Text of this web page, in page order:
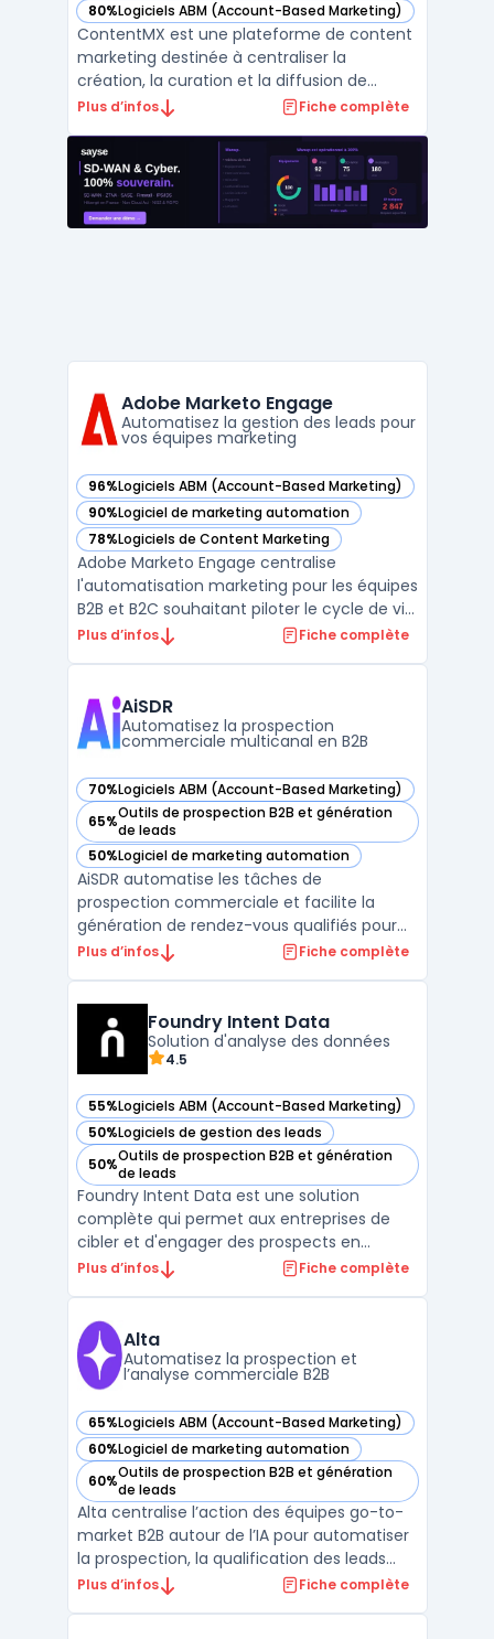
80%Logiciels ABM (Account-Based Marketing)
— voir ContentMX dans cette catégorie
ContentMX est une plateforme de content
marketing destinée à centraliser la
création, la curation et la diffusion de
contenus dans un contexte de réseaux de
disposant de distributeurs ou de
consultants rencontrent la question de
maintenir une communication ré ...
Plus d’infos Fiche complète
Adobe Marketo Engage
Automatisez la gestion des leads pour
vos équipes marketing
96%Logiciels ABM (Account-Based Marketing)
— voir Adobe Marketo Engage dans cette catégorie
90%Logiciel de marketing automation
— voir Adobe Marketo Engage dans cette catégorie
78%Logiciels de Content Marketing
— voir Adobe Marketo Engage dans cette catégorie
Adobe Marketo Engage centralise
l'automatisation marketing pour les équipes
B2B et B2C souhaitant piloter le cycle de vie
des clients depuis une même plateforme.
qualification des prospects tout en
connectant campagnes ...
Plus d’infos Fiche complète
AiSDR
Automatisez la prospection
commerciale multicanal en B2B
70%Logiciels ABM (Account-Based Marketing)
— voir AiSDR dans cette catégorie
65%Outils de prospection B2B et génération
de leads
— voir AiSDR dans cette catégorie
50%Logiciel de marketing automation
— voir AiSDR dans cette catégorie
AiSDR automatise les tâches de
prospection commerciale et facilite la
génération de rendez-vous qualifiés pour
les équipes orientées pipeline. Le produit
impliqués dans la gestion de processus de
prospection. En centralisan ...
Plus d’infos Fiche complète
Foundry Intent Data
Solution d'analyse des données
4.5
55%Logiciels ABM (Account-Based Marketing)
— voir Foundry Intent Data dans cette catégorie
50%Logiciels de gestion des leads
— voir Foundry Intent Data dans cette catégorie
50%Outils de prospection B2B et génération
de leads
— voir Foundry Intent Data dans cette catégorie
Foundry Intent Data est une solution
complète qui permet aux entreprises de
cibler et d'engager des prospects en
analysant leurs comportements d'achat
multiples sources, telles que le web public,
les médias sociaux, ...
Plus d’infos Fiche complète
Alta
Automatisez la prospection et
l’analyse commerciale B2B
65%Logiciels ABM (Account-Based Marketing)
— voir Alta dans cette catégorie
60%Logiciel de marketing automation
— voir Alta dans cette catégorie
60%Outils de prospection B2B et génération
de leads
— voir Alta dans cette catégorie
Alta centralise l’action des équipes go-to-
market B2B autour de l’IA pour automatiser
la prospection, la qualification des leads
entrants et l’analyse des revenus dans un
Plus d’infos Fiche complète